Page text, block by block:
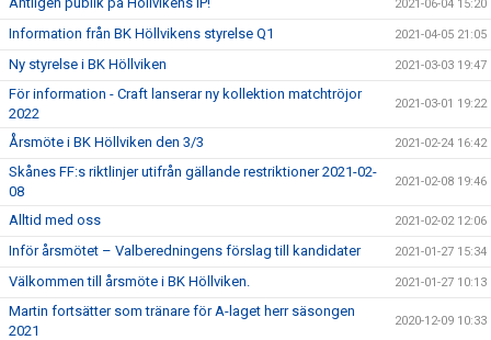
2021-06-04 15:20
Information från BK Höllvikens styrelse Q1 2021-04-05 21:05
Ny styrelse i BK Höllviken 2021-03-03 19:47
För information - Craft lanserar ny kollektion matchtröjor
2022
2021-03-01 19:22
Årsmöte i BK Höllviken den 3/3 2021-02-24 16:42
Skånes FF:s riktlinjer utifrån gällande restriktioner 2021-02-
08
2021-02-08 19:46
Alltid med oss 2021-02-02 12:06
Inför årsmötet – Valberedningens förslag till kandidater 2021-01-27 15:34
Välkommen till årsmöte i BK Höllviken. 2021-01-27 10:13
Martin fortsätter som tränare för A-laget herr säsongen
2021
2020-12-09 10:33